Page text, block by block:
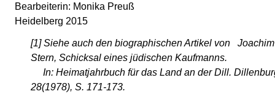
Bearbeiterin: Monika Preuß
Heidelberg 2015
[1] Siehe auch den biographischen Artikel von
Stern, Schicksal eines jüdischen Kaufmanns.
In: Heimatjahrbuch für das Land an der Dill.
28(1978), S. 171-173.